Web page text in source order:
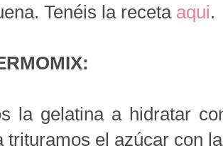
Tenéis la receta aqui.
la gelatina a hidratar
trituramos el azúcar con